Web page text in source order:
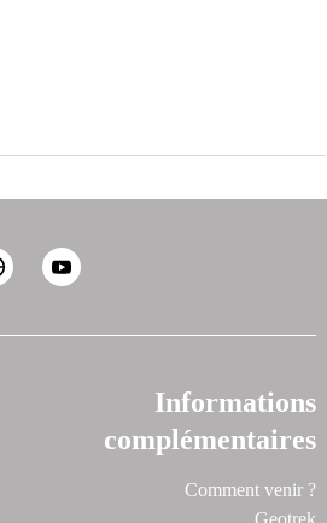
Informations
complémentaires
Comment venir ?
Geotrek